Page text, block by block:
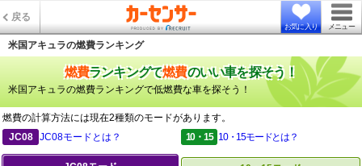
戻る
お気に入り メニュー
米国アキュラの燃費ランキング
燃費ランキングで燃費のいい車を探そう！
米国アキュラの燃費ランキングで低燃費な車を探そう！
燃費の計算方法には現在2種類のモードがあります。
JC08
JC08モードとは？ 10・15 10・15モードとは？